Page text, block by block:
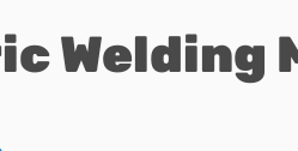
Welding